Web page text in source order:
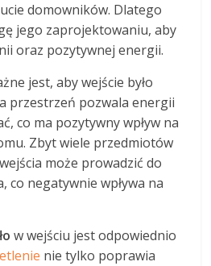
domowników. Dlatego
jego zaprojektowaniu, aby
oraz pozytywnej energii.
jest, aby wejście było
przestrzeń pozwala energii
co ma pozytywny wpływ na
Zbyt wiele przedmiotów
może prowadzić do
co negatywnie wpływa na
w wejściu jest odpowiednio
nie tylko poprawia